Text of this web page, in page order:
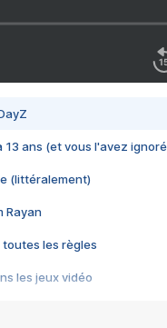
13 ans (et vous l'avez
(littéralement)
Rayan
toutes les règles
les jeux vidéo